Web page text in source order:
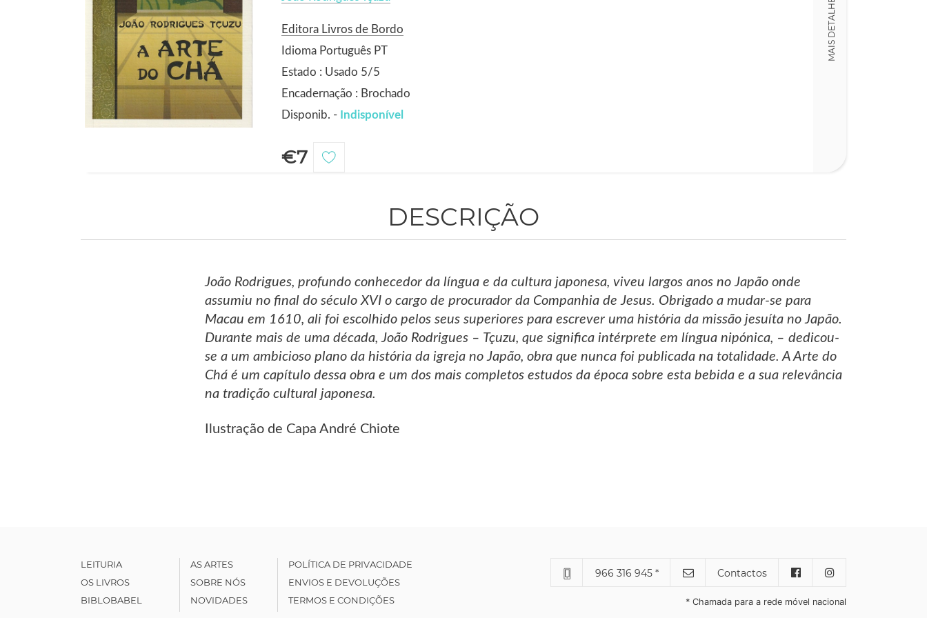
Editora Livros de Bordo
Idioma Português PT
Estado : Usado 5/5
Encadernação : Brochado
Disponib. - Indisponível
€7
MAIS DETALHES
DESCRIÇÃO
João Rodrigues, profundo conhecedor da língua e da cultura japonesa, viveu largos anos no Japão onde
assumiu no final do século XVI o cargo de procurador da Companhia de Jesus. Obrigado a mudar-se para
Macau em 1610, ali foi escolhido pelos seus superiores para escrever uma história da missão jesuíta no Japão.
Durante mais de uma década, João Rodrigues – Tçuzu, que significa intérprete em língua nipónica, – dedicou-
se a um ambicioso plano da história da igreja no Japão, obra que nunca foi publicada na totalidade. A Arte do
Chá é um capítulo dessa obra e um dos mais completos estudos da época sobre esta bebida e a sua relevância
na tradição cultural japonesa.
Ilustração de Capa André Chiote
LEITURIA
OS LIVROS
BIBLOBABEL
AS ARTES
SOBRE NÓS
NOVIDADES
POLÍTICA DE PRIVACIDADE
ENVIOS E DEVOLUÇÕES
TERMOS E CONDIÇÕES
966 316 945 * Contactos
* Chamada para a rede móvel nacional